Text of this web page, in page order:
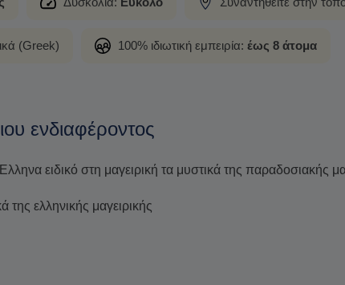
(Greek) 100% ιδιωτική εμπειρία: έως 8 άτομα
ενδιαφέροντος
ειδικό στη μαγειρική τα μυστικά της παραδοσιακής
της ελληνικής μαγειρικής